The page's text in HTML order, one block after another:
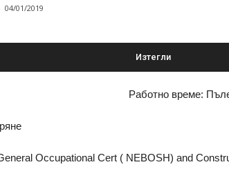
04/01/2019
Изтегли
Работно време:
Occupational Cert ( NEBOSH) and